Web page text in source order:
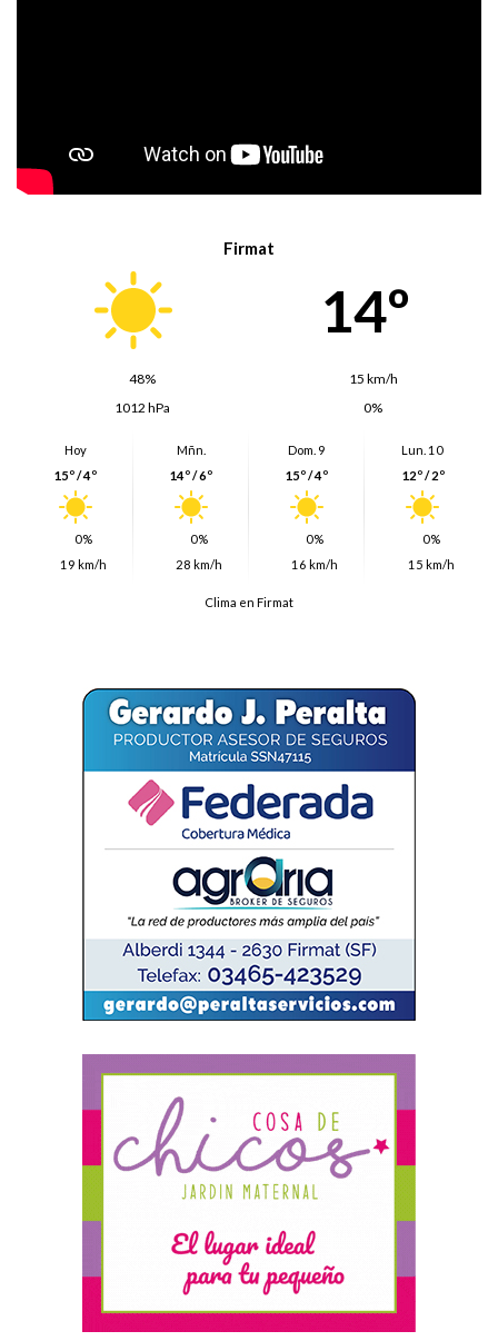
Firmat
14º
48%
15 km/h
1012 hPa
0%
Hoy
15º / 4º
0%
19 km/h
Mñn.
14º / 6º
0%
28 km/h
Dom. 9
15º / 4º
0%
16 km/h
Lun. 10
12º / 2º
0%
15 km/h
Clima en Firmat